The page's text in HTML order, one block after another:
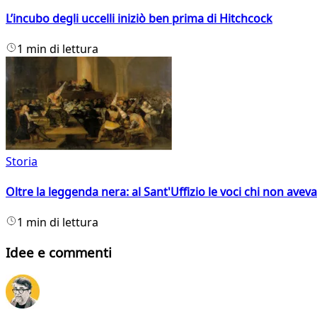
L’incubo degli uccelli iniziò ben prima di Hitchcock
1 min di lettura
Storia
Oltre la leggenda nera: al Sant'Uffizio le voci chi non
1 min di lettura
Idee e commenti